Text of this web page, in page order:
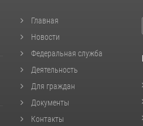
Главная
Новости
Федеральная служба
Деятельность
Для граждан
Документы
Контакты